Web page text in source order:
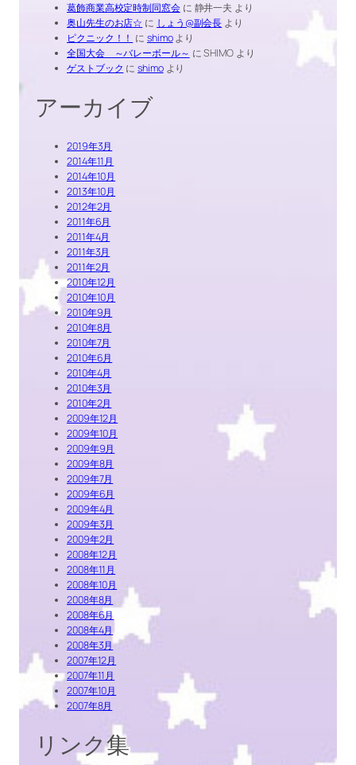
葛飾商業高校定時制同窓会に 静井一夫 より
奥山先生のお店☆ に しょう@副会長 より
ピクニック！！ にshimoより
全国大会 ～バレーボール～ にSHIMOより
ゲストブック にshimoより
アーカイブ
2019年3月
2014年11月
2014年10月
2013年10月
2012年2月
2011年6月
2011年4月
2011年3月
2011年2月
2010年12月
2010年10月
2010年9月
2010年8月
2010年7月
2010年6月
2010年4月
2010年3月
2010年2月
2009年12月
2009年10月
2009年9月
2009年8月
2009年7月
2009年6月
2009年4月
2009年3月
2009年2月
2008年12月
2008年11月
2008年10月
2008年8月
2008年6月
2008年4月
2008年3月
2007年12月
2007年11月
2007年10月
2007年8月
リンク集